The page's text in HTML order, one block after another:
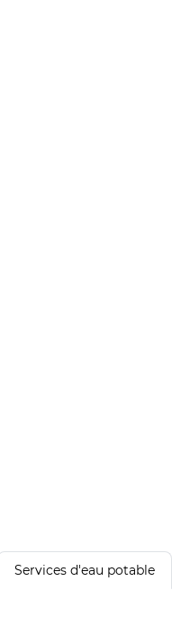
Services d'eau potable